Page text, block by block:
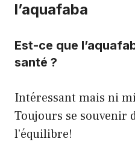
l’aquafaba
Est-ce que
santé ?
Intéressant mais ni
Toujours se souvenir
l’équilibre!